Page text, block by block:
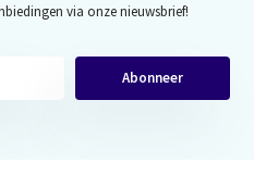
via onze nieuwsbrief!
Abonneer